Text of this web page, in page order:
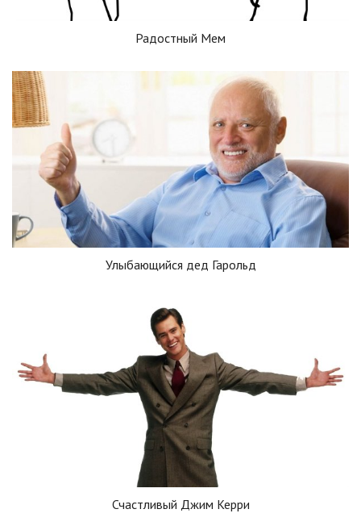
Радостный Мем
Улыбающийся дед Гарольд
Счастливый Джим Керри